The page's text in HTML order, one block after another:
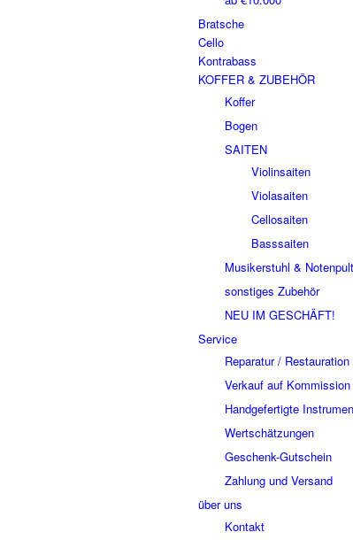
Bratsche
Cello
Kontrabass
KOFFER & ZUBEHÖR
Koffer
Bogen
SAITEN
Violinsaiten
Violasaiten
Cellosaiten
Basssaiten
Musikerstuhl & Notenpult
sonstiges Zubehör
NEU IM GESCHÄFT!
Service
Reparatur / Restauration
Verkauf auf Kommission
Handgefertigte
Wertschätzungen
Geschenk-Gutschein
Zahlung und Versand
über uns
Kontakt